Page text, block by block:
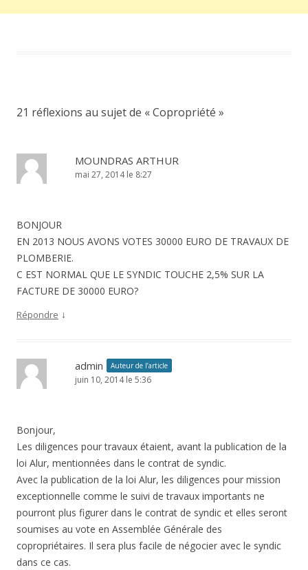
21 réflexions au sujet de «Copropriété »
MOUNDRAS ARTHUR
mai 27, 2014 le 8:27
BONJOUR
EN 2013 NOUS AVONS VOTES 30000 EURO DE TRAVAUX DE
PLOMBERIE.
C EST NORMAL QUE LE SYNDIC TOUCHE 2,5% SUR LA
FACTURE DE 30000 EURO?
Répondre ↓
admin Auteur de l’article
juin 10, 2014 le 5:36
Bonjour,
Les diligences pour travaux étaient, avant la publication de la
loi Alur, mentionnées dans le contrat de syndic.
Avec la publication de la loi Alur, les diligences pour mission
exceptionnelle comme le suivi de travaux importants ne
pourront plus figurer dans le contrat de syndic et elles seront
soumises au vote en Assemblée Générale des
copropriétaires. Il sera plus facile de négocier avec le syndic
dans ce cas.